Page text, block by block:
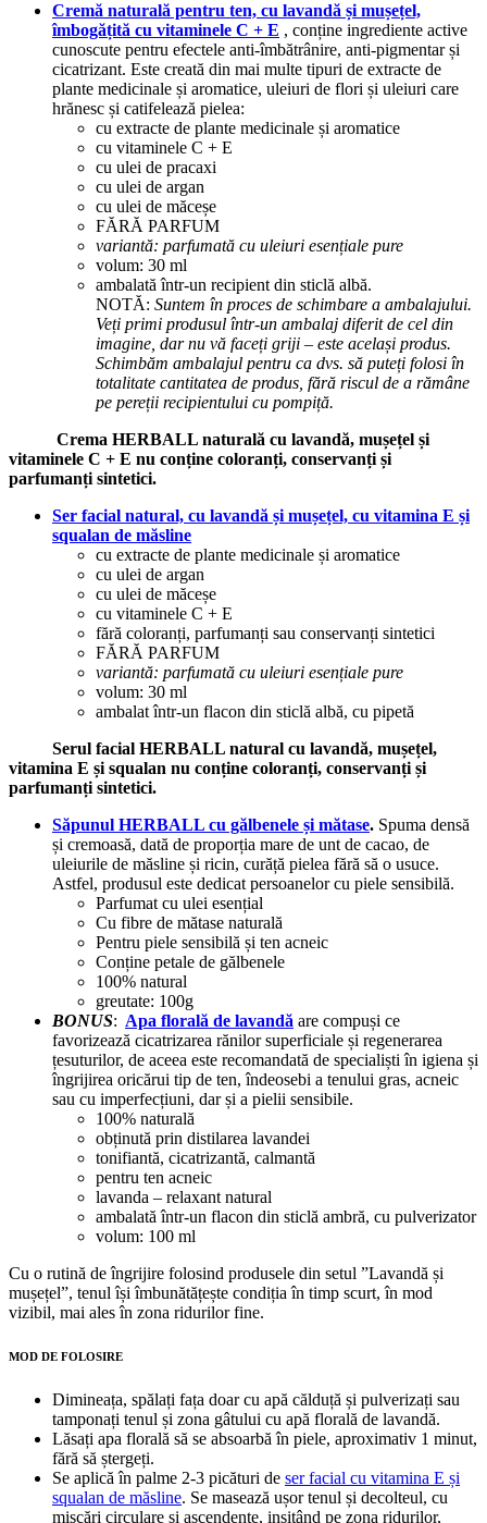
Cremă naturală pentru ten, cu lavandă și mușețel,
îmbogățită cu vitaminele C + E , conține ingrediente active
cunoscute pentru efectele anti-îmbătrânire, anti-pigmentar și
cicatrizant. Este creată din mai multe tipuri de extracte de
plante medicinale și aromatice, uleiuri de flori și uleiuri care
hrănesc și catifelează pielea:
cu extracte de plante medicinale și aromatice
cu vitaminele C + E
cu ulei de pracaxi
cu ulei de argan
cu ulei de măceșe
FĂRĂ PARFUM
variantă: parfumată cu uleiuri esențiale pure
volum: 30 ml
ambalată într-un recipient din sticlă albă.
NOTĂ: Suntem în proces de schimbare a ambalajului.
Veți primi produsul într-un ambalaj diferit de cel din
imagine, dar nu vă faceți griji – este același produs.
Schimbăm ambalajul pentru ca dvs. să puteți folosi în
totalitate cantitatea de produs, fără riscul de a rămâne
pe pereții recipientului cu pompiță.
Crema HERBALL naturală cu lavandă, mușețel și
vitaminele C + E nu conține coloranți, conservanți și
parfumanți sintetici.
Ser facial natural, cu lavandă și mușețel, cu vitamina E și
squalan de măsline
cu extracte de plante medicinale și aromatice
cu ulei de argan
cu ulei de măceșe
cu vitaminele C + E
fără coloranți, parfumanți sau conservanți sintetici
FĂRĂ PARFUM
variantă: parfumată cu uleiuri esențiale pure
volum: 30 ml
ambalat într-un flacon din sticlă albă, cu pipetă
Serul facial HERBALL natural cu lavandă, mușețel,
vitamina E și squalan nu conține coloranți, conservanți și
parfumanți sintetici.
Săpunul HERBALL cu gălbenele și mătase. Spuma densă
și cremoasă, dată de proporția mare de unt de cacao, de
uleiurile de măsline și ricin, curăță pielea fără să o usuce.
Astfel, produsul este dedicat persoanelor cu piele sensibilă.
Parfumat cu ulei esențial
Cu fibre de mătase naturală
Pentru piele sensibilă și ten acneic
Conține petale de gălbenele
100% natural
greutate: 100g
BONUS: Apa florală de lavandă are compuși ce
favorizează cicatrizarea rănilor superficiale și regenerarea
țesuturilor, de aceea este recomandată de specialiști în igiena și
îngrijirea oricărui tip de ten, îndeosebi a tenului gras, acneic
sau cu imperfecțiuni, dar și a pielii sensibile.
100% naturală
obținută prin distilarea lavandei
tonifiantă, cicatrizantă, calmantă
pentru ten acneic
lavanda – relaxant natural
ambalată într-un flacon din sticlă ambră, cu pulverizator
volum: 100 ml
Cu o rutină de îngrijire folosind produsele din setul ”Lavandă și
mușețel”, tenul își îmbunătățește condiția în timp scurt, în mod
vizibil, mai ales în zona ridurilor fine.
MOD DE FOLOSIRE
Dimineața, spălați fața doar cu apă călduță și pulverizați sau
tamponați tenul și zona gâtului cu apă florală de lavandă.
Lăsați apa florală să se absoarbă în piele, aproximativ 1 minut,
fără să ștergeți.
Se aplică în palme 2-3 picături de ser facial cu vitamina E și
squalan de măsline. Se masează ușor tenul și decolteul, cu
mișcări circulare și ascendente, insitând pe zona ridurilor,